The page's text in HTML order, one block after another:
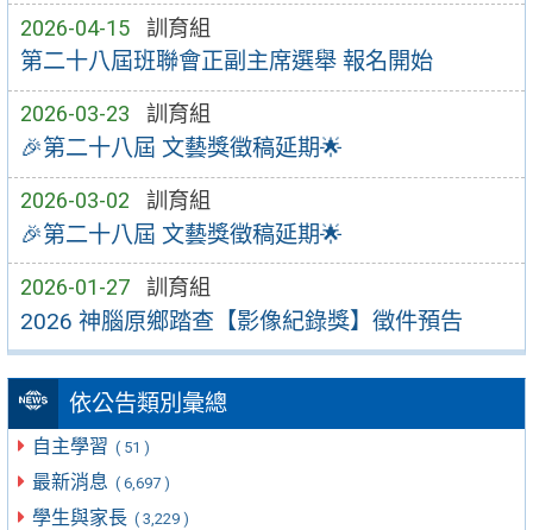
2026-04-15 訓育組
第二十八屆班聯會正副主席選舉 報名開始
2026-03-23 訓育組
🎉第二十八屆 文藝獎徵稿延期🌟
2026-03-02 訓育組
🎉第二十八屆 文藝獎徵稿延期🌟
2026-01-27 訓育組
2026 神腦原鄉踏查【影像紀錄獎】徵件預告
依公告類別彙總
自主學習 ( 51 )
最新消息 ( 6,697 )
學生與家長 ( 3,229 )